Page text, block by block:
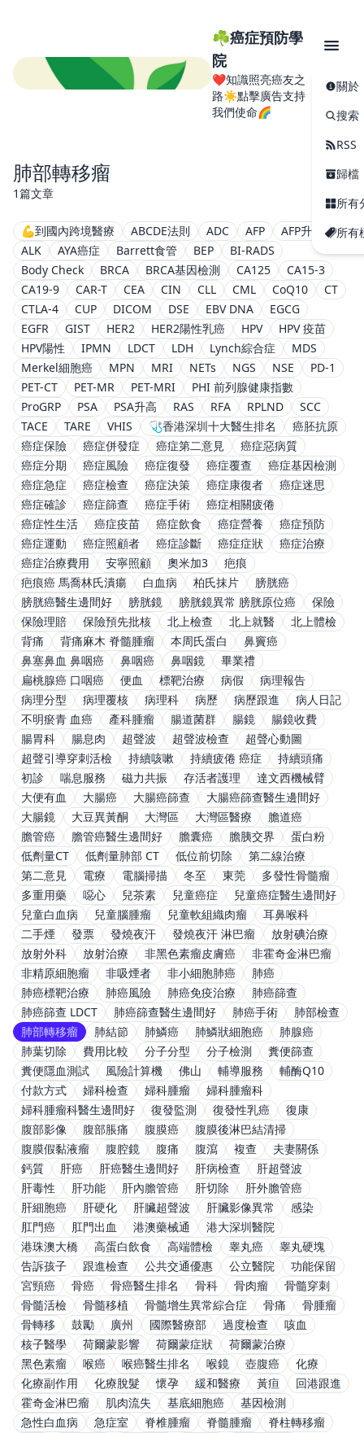
☘️癌症預防學
院
❤️知識照亮癌友之
路☀️點擊廣告支持
我們使命🌈
關於
搜索
RSS
歸檔
所有
所有
肺部轉移瘤
1篇文章
💪到國內跨境醫療 ABCDE法則 ADC AFP
AFP升高
ALK
AYA癌症 Barrett食管 BEP
BI-RADS
Body Check
BRCA BRCA基因檢測 CA125
CA15-3
CA19-9
CAR-T CEA CIN CLL CML CoQ10
CT
CTLA-4
CUP DICOM DSE EBV DNA
EGCG
EGFR
GIST HER2 HER2陽性乳癌 HPV
HPV 疫苗
HPV陽性
IPMN LDCT LDH Lynch綜合症
MDS
Merkel細胞癌
MPN MRI NETs NGS NSE
PD-1
PET-CT
PET-MR PET-MRI
PHI 前列腺健康指數
ProGRP
PSA PSA升高 RAS RFA RPLND
SCC
TACE
TARE VHIS 🩺香港深圳十大醫生排名
癌胚抗原
癌症保險
癌症併發症 癌症第二意見
癌症惡病質
癌症分期
癌症風險 癌症復發 癌症覆查
癌症基因檢測
癌症急症
癌症檢查 癌症決策 癌症康復者
癌症迷思
癌症確診
癌症篩查 癌症手術
癌症相關疲倦
癌症性生活
癌症疫苗 癌症飲食 癌症營養
癌症預防
癌症運動
癌症照顧者 癌症診斷 癌症症狀
癌症治療
癌症治療費用
安寧照顧 奧米加3
疤痕
疤痕癌 馬喬林氏潰瘍
白血病 柏氏抹片
膀胱癌
膀胱癌醫生邊間好
膀胱鏡 膀胱鏡異常 膀胱原位癌
保險
保險理賠
保險預先批核 北上檢查 北上就醫
北上體檢
背痛
背痛麻木 脊髓腫瘤 本周氏蛋白
鼻竇癌
鼻塞鼻血 鼻咽癌
鼻咽癌 鼻咽鏡
畢業禮
扁桃腺癌 口咽癌
便血 標靶治療 病假
病理報告
病理分型
病理覆核 病理科 病歷 病歷跟進
病人日記
不明瘀青 血癌
產科腫瘤 腸道菌群 腸鏡
腸鏡收費
腸胃科
腸息肉 超聲波 超聲波檢查
超聲心動圖
超聲引導穿刺活檢
持續咳嗽 持續疲倦 癌症
持續頭痛
初診
喘息服務 磁力共振 存活者護理
達文西機械臂
大便有血
大腸癌 大腸癌篩查
大腸癌篩查醫生邊間好
大腸鏡
大豆異黃酮 大灣區 大灣區醫療
膽道癌
膽管癌
膽管癌醫生邊間好 膽囊癌 膽胰交界
蛋白粉
低劑量CT
低劑量肺部 CT 低位前切除
第二線治療
第二意見
電療 電腦掃描 冬至 東莞
多發性骨髓瘤
多重用藥
噁心 兒茶素 兒童癌症
兒童癌症醫生邊間好
兒童白血病
兒童腦腫瘤 兒童軟組織肉瘤
耳鼻喉科
二手煙
發票 發燒夜汗 發燒夜汗 淋巴瘤
放射碘治療
放射外科
放射治療 非黑色素瘤皮膚癌
非霍奇金淋巴瘤
非精原細胞瘤
非吸煙者 非小細胞肺癌
肺癌
肺癌標靶治療
肺癌風險 肺癌免疫治療
肺癌篩查
肺癌篩查 LDCT
肺癌篩查醫生邊間好 肺癌手術
肺部檢查
肺部轉移瘤
肺結節 肺鱗癌 肺鱗狀細胞癌
肺腺癌
肺葉切除
費用比較 分子分型 分子檢測
糞便篩查
糞便隱血測試
風險計算機 佛山 輔導服務
輔酶Q10
付款方式
婦科檢查 婦科腫瘤
婦科腫瘤科
婦科腫瘤科醫生邊間好
復發監測 復發性乳癌
復康
腹部影像
腹部脹痛 腹膜癌
腹膜後淋巴結清掃
腹膜假黏液瘤
腹腔鏡 腹痛 腹瀉 複查
夫妻關係
鈣質
肝癌 肝癌醫生邊間好 肝病檢查
肝超聲波
肝毒性
肝功能 肝內膽管癌 肝切除
肝外膽管癌
肝細胞癌
肝硬化 肝臟超聲波 肝臟影像異常
感染
肛門癌
肛門出血 港澳藥械通
港大深圳醫院
港珠澳大橋
高蛋白飲食 高端體檢 睾丸癌
睾丸硬塊
告訴孩子
跟進檢查 公共交通優惠 公立醫院
功能保留
宮頸癌
骨癌 骨癌醫生排名 骨科 骨肉瘤
骨髓穿刺
骨髓活檢
骨髓移植 骨髓增生異常綜合症 骨痛
骨腫瘤
骨轉移
鼓勵 廣州 國際醫療部 過度檢查
咳血
核子醫學
荷爾蒙影響 荷爾蒙症狀
荷爾蒙治療
黑色素瘤
喉癌 喉癌醫生排名 喉鏡 壺腹癌
化療
化療副作用
化療脫髮 懷孕 緩和醫療 黃疸
回港跟進
霍奇金淋巴瘤
肌肉流失 基底細胞癌
基因檢測
急性白血病
急症室 脊椎腫瘤 脊髓腫瘤
脊柱轉移瘤